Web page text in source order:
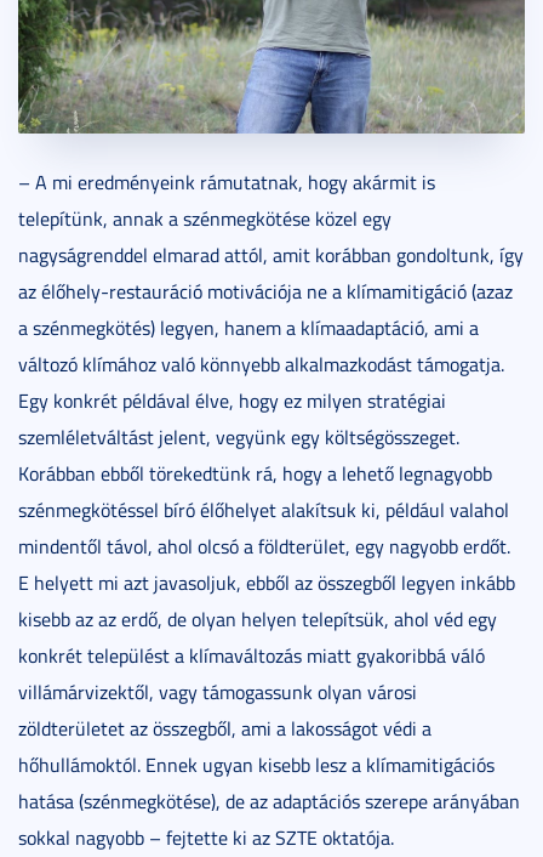
– A mi eredményeink rámutatnak, hogy akármit is
telepítünk, annak a szénmegkötése közel egy
nagyságrenddel elmarad attól, amit korábban gondoltunk, így
az élőhely-restauráció motivációja ne a klímamitigáció (azaz
a szénmegkötés) legyen, hanem a klímaadaptáció, ami a
változó klímához való könnyebb alkalmazkodást támogatja.
Egy konkrét példával élve, hogy ez milyen stratégiai
szemléletváltást jelent, vegyünk egy költségösszeget.
Korábban ebből törekedtünk rá, hogy a lehető legnagyobb
szénmegkötéssel bíró élőhelyet alakítsuk ki, például valahol
mindentől távol, ahol olcsó a földterület, egy nagyobb erdőt.
E helyett mi azt javasoljuk, ebből az összegből legyen inkább
kisebb az az erdő, de olyan helyen telepítsük, ahol véd egy
konkrét települést a klímaváltozás miatt gyakoribbá váló
villámárvizektől, vagy támogassunk olyan városi
zöldterületet az összegből, ami a lakosságot védi a
hőhullámoktól. Ennek ugyan kisebb lesz a klímamitigációs
hatása (szénmegkötése), de az adaptációs szerepe arányában
sokkal nagyobb – fejtette ki az SZTE oktatója.